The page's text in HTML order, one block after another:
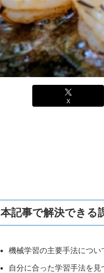
X
本記事で解決できる
機械学習の主要手法につい
自分に合った学習手法を見